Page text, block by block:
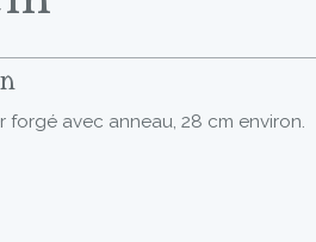
forgé avec anneau, 28 cm environ.